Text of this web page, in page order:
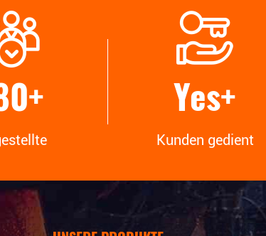
um die
die Sie
Wir können alle elektrischen
Endgeräte herstellen, die Sie
+ Yes+
Kunden gedient